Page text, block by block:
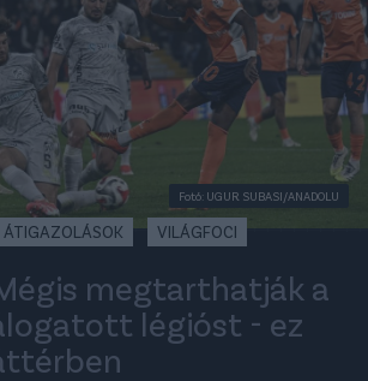
Fotó: UGUR SUBASI/ANADOLU
ÁTIGAZOLÁSOK VILÁGFOCI
megtarthatják a
légióst - ez